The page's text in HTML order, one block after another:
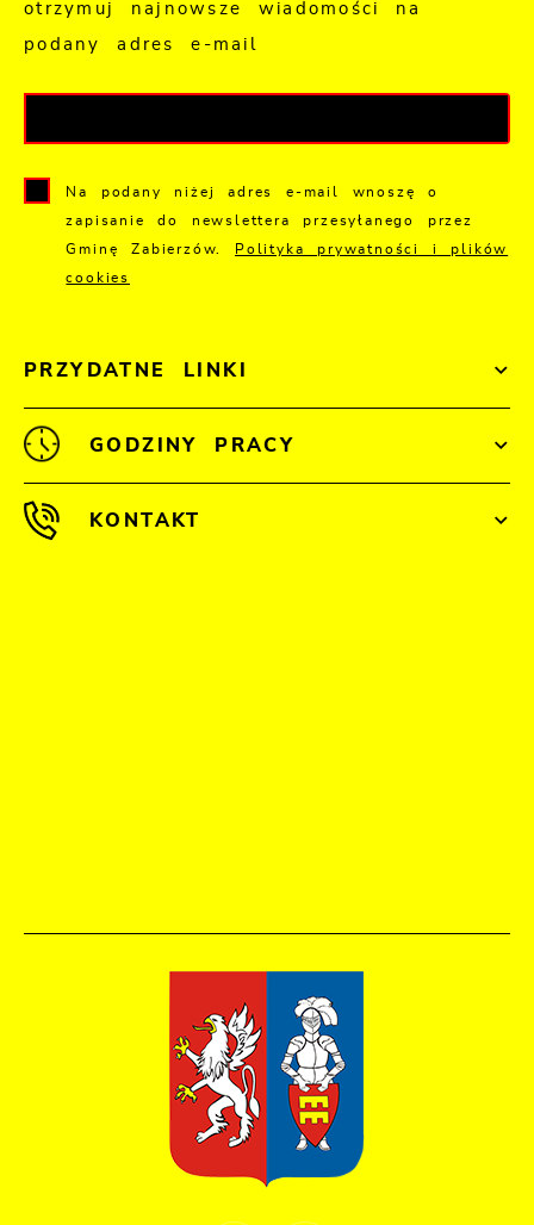
PRZYDATNE LINKI
otrzymuj najnowsze wiadomości na
podany adres e-mail
Na podany niżej adres e-mail wnoszę o
zapisanie do newslettera przesyłanego przez
Gminę Zabierzów.
Polityka prywatności i plików
cookies
GODZINY PRACY
KONTAKT